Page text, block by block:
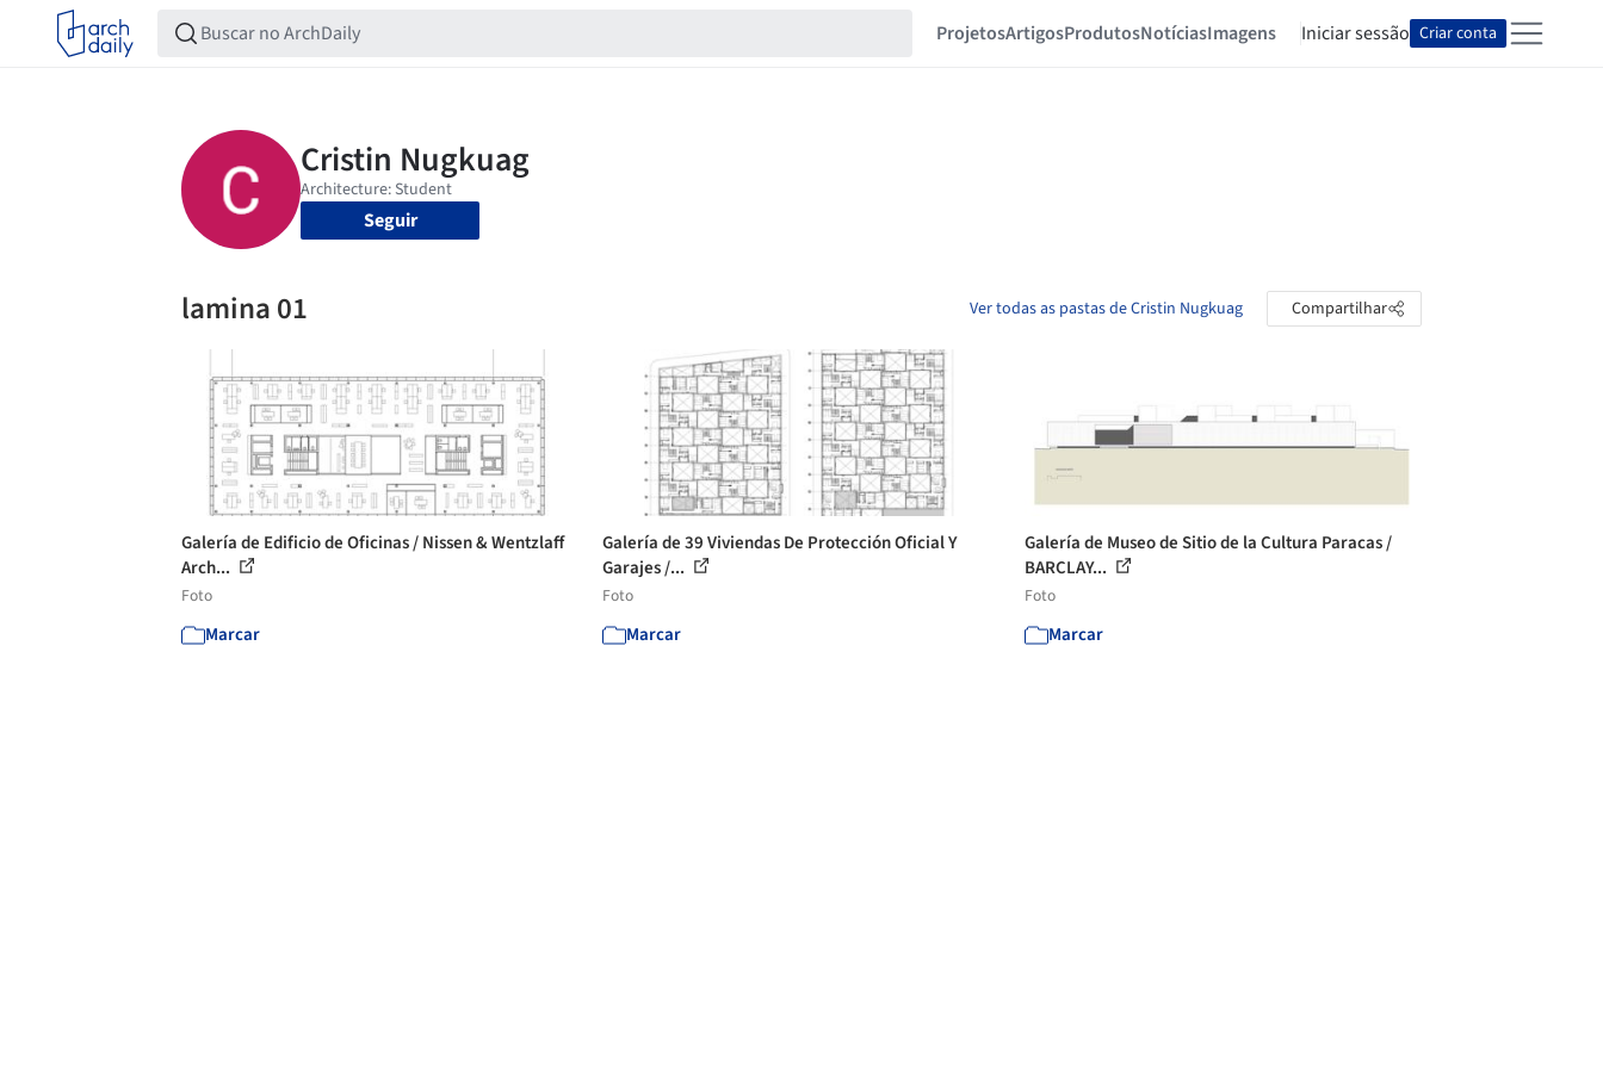
ProjetosArtigosProdutosNotíciasImagens Iniciar sessão Criar conta
Seguir
lamina 01 Ver todas as pastas de Cristin Nugkuag Compartilhar
Galería de Edificio de Oficinas / Nissen & Wentzlaff
Arch...
Foto
Marcar
Galería de 39 Viviendas De Protección Oficial Y
Garajes /...
Foto
Marcar
Galería de Museo de Sitio de la Cultura Paracas /
BARCLAY...
Foto
Marcar